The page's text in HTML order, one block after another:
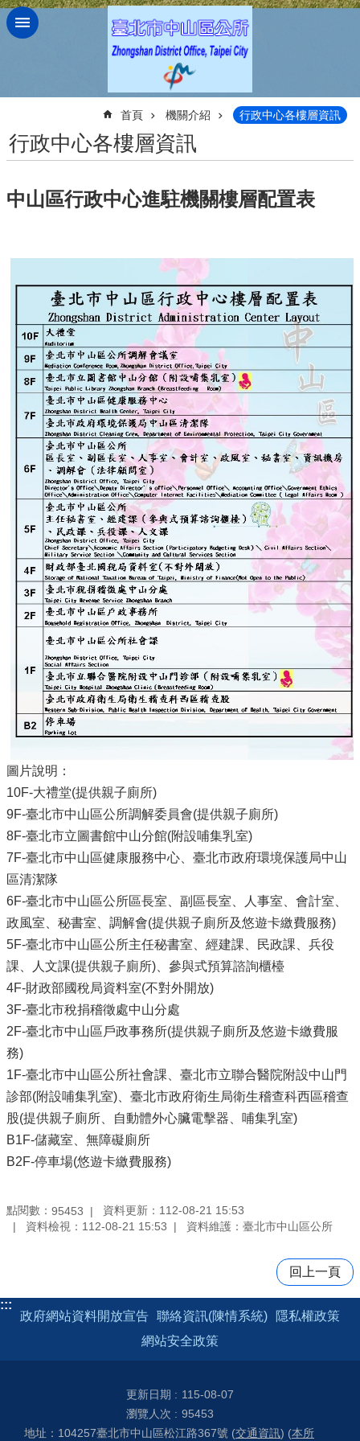
跳到主要內容區塊
首頁 機關介紹 行政中心各樓層資訊
行政中心各樓層資訊
中山區行政中心進駐機關樓層配置表
圖片說明：
10F-大禮堂(提供親子廁所)
9F-臺北市中山區公所調解委員會(提供親子廁所)
8F-臺北市立圖書館中山分館(附設哺集乳室)
7F-臺北市中山區健康服務中心、臺北市政府環境保護局中山
區清潔隊
6F-臺北市中山區公所區長室、副區長室、人事室、會計室、
政風室、秘書室、調解會(提供親子廁所及悠遊卡繳費服務)
5F-臺北市中山區公所主任秘書室、經建課、民政課、兵役
課、人文課(提供親子廁所)、參與式預算諮詢櫃檯
4F-財政部國稅局資料室(不對外開放)
3F-臺北市稅捐稽徵處中山分處
2F-臺北市中山區戶政事務所(提供親子廁所及悠遊卡繳費服
務)
1F-臺北市中山區公所社會課、臺北市立聯合醫院附設中山門
診部(附設哺集乳室)、臺北市政府衛生局衛生稽查科西區稽查
股(提供親子廁所、自動體外心臟電擊器、哺集乳室)
B1F-儲藏室、無障礙廁所
B2F-停車場(悠遊卡繳費服務)
點閱數： 95453
資料更新：112-08-21 15:53
資料檢視：112-08-21 15:53
資料維護：臺北市中山區公所
回上一頁
:::
政府網站資料開放宣告 聯絡資訊(陳情系統)
隱私權政策
網站安全政策
更新日期
115-08-07
瀏覽人次
95453
地址：104257臺北市中山區松江路367號 (交通資訊) (本所